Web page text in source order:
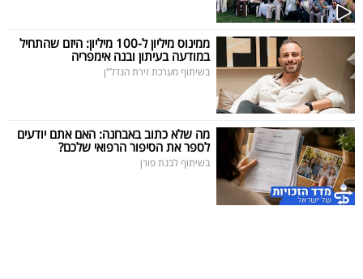
ממינוס מיליון ל-100 מיליון: היזם שהתחיל
במודעה בעיתון ובנה אימפריה
בשיתוף מערכת זירת הנדל"ן
מה שלא כתוב באבחנה: האם אתם יודעים
לספר את הסיפור הרפואי שלכם?
בשיתוף לבנת פורן